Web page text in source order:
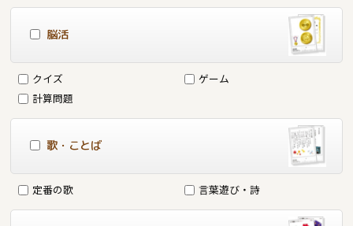
脳活
クイズ
ゲーム
計算問題
歌・ことば
定番の歌 言葉遊び・詩